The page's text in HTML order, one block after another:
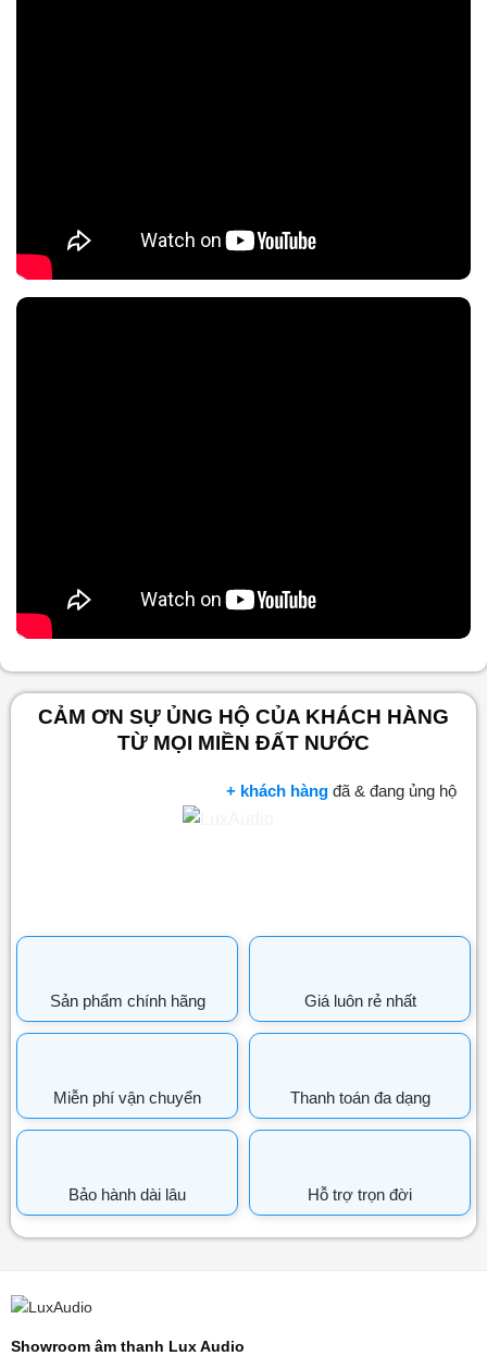
CẢM ƠN SỰ ỦNG HỘ CỦA KHÁCH HÀNG
TỪ MỌI MIỀN ĐẤT NƯỚC
+ khách hàng đã & đang ủng hộ
Sản phẩm chính hãng Giá luôn rẻ nhất
Miễn phí vận chuyển Thanh toán đa dạng
Bảo hành dài lâu Hỗ trợ trọn đời
Showroom âm thanh Lux Audio